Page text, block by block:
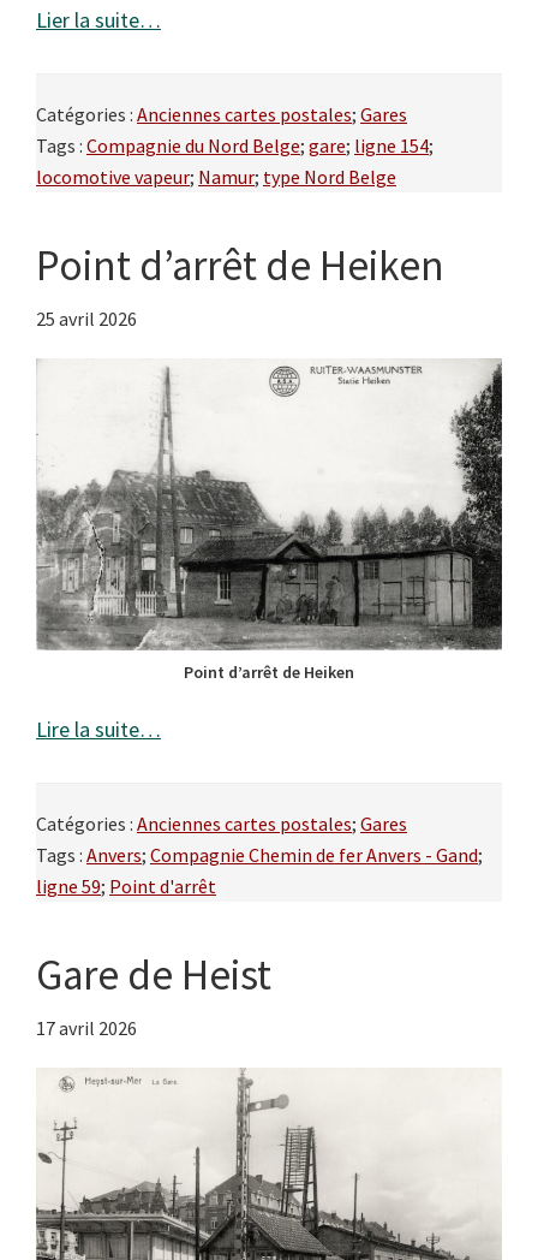
Lier la suite…
Catégories : Anciennes cartes postales; Gares
Tags : Compagnie du Nord Belge; gare; ligne 154;
locomotive vapeur; Namur; type Nord Belge
Point d’arrêt de Heiken
25 avril 2026
Point d’arrêt de Heiken
Lire la suite…
Catégories : Anciennes cartes postales; Gares
Tags : Anvers; Compagnie Chemin de fer Anvers - Gand;
ligne 59; Point d'arrêt
Gare de Heist
17 avril 2026